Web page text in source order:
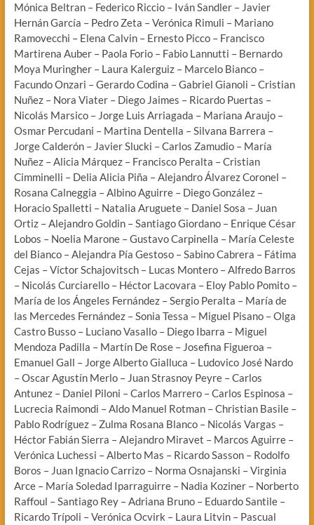
Mónica Beltran – Federico Riccio – Iván Sandler – Javier
Hernán García – Pedro Zeta – Verónica Rimuli – Mariano
Ramovecchi – Elena Calvin – Ernesto Picco – Francisco
Martirena Auber – Paola Forio – Fabio Lannutti – Bernardo
Moya Muringher – Laura Kalerguiz – Marcelo Bianco –
Facundo Onzari – Gerardo Codina – Gabriel Gianoli – Cristian
Nuñez – Nora Viater – Diego Jaimes – Ricardo Puertas –
Nicolás Marsico – Jorge Luis Arriagada – Mariana Araujo –
Osmar Percudani – Martina Dentella – Silvana Barrera –
Jorge Calderón – Javier Slucki – Carlos Zamudio – María
Nuñez – Alicia Márquez – Francisco Peralta – Cristian
Cimminelli – Delia Alicia Piña – Alejandro Álvarez Coronel –
Rosana Calneggia – Albino Aguirre – Diego González –
Horacio Spalletti – Natalia Aruguete – Daniel Sosa – Juan
Ortiz – Alejandro Goldin – Santiago Giordano – Enrique César
Lobos – Noelia Marone – Gustavo Carpinella – María Celeste
del Bianco – Alejandra Pía Gestoso – Sabino Cabrera – Fátima
Cejas – Víctor Schajovitsch – Lucas Montero – Alfredo Barros
– Nicolás Curciarello – Héctor Lacovara – Eloy Pablo Pomito –
María de los Ángeles Fernández – Sergio Peralta – María de
las Mercedes Fernández – Sonia Tessa – Miguel Pisano – Olga
Castro Busso – Luciano Vasallo – Diego Ibarra – Miguel
Mendoza Padilla – Martín De Rose – Josefina Figueroa –
Emanuel Gall – Jorge Alberto Gialluca – Ludovico José Nardo
– Oscar Agustín Merlo – Juan Strasnoy Peyre – Carlos
Antunez – Daniel Piloni – Carlos Marrero – Carlos Espinosa –
Lucrecia Raimondi – Aldo Manuel Rotman – Christian Basile –
Pablo Rodríguez – Zulma Rosana Blanco – Nicolás Vargas –
Héctor Fabián Sierra – Alejandro Miravet – Marcos Aguirre –
Verónica Luchessi – Alberto Mas – Ricardo Sasson – Rodolfo
Boros – Juan Ignacio Carrizo – Norma Osnajanski – Virginia
Arce – María Soledad Iparraguirre – Nadia Koziner – Norberto
Raffoul – Santiago Rey – Adriana Bruno – Eduardo Santile –
Ricardo Trípoli – Verónica Ocvirk – Laura Litvin – Pascual